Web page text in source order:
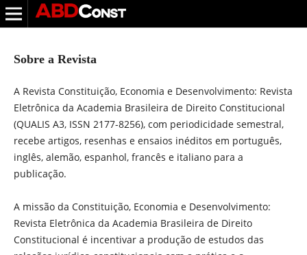
Sobre a Revista
A Revista Constituição, Economia e Desenvolvimento: Revista
Eletrônica da Academia Brasileira de Direito Constitucional
(QUALIS A3, ISSN 2177-8256), com periodicidade semestral,
recebe artigos, resenhas e ensaios inéditos em português,
inglês, alemão, espanhol, francês e italiano para a
publicação.
A missão da Constituição, Economia e Desenvolvimento:
Revista Eletrônica da Academia Brasileira de Direito
Constitucional é incentivar a produção de estudos das